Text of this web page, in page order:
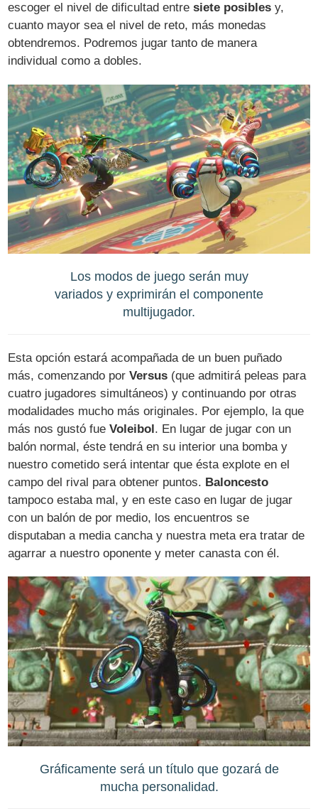
escoger el nivel de dificultad entresiete posibles y,
cuanto mayor sea el nivel de reto, más monedas
obtendremos. Podremos jugar tanto de manera
individual como a dobles.
Los modos de juego serán muy
variados y exprimirán el componente
multijugador.
Esta opción estará acompañada de un buen puñado
más, comenzando porVersus (que admitirá peleas para
cuatro jugadores simultáneos) y continuando por otras
modalidades mucho más originales. Por ejemplo, la que
más nos gustó fueVoleibol. En lugar de jugar con un
balón normal, éste tendrá en su interior una bomba y
nuestro cometido será intentar que ésta explote en el
campo del rival para obtener puntos. Baloncesto
tampoco estaba mal, y en este caso en lugar de jugar
con un balón de por medio, los encuentros se
disputaban a media cancha y nuestra meta era tratar de
agarrar a nuestro oponente y meter canasta con él.
Gráficamente será un título que gozará de
mucha personalidad.